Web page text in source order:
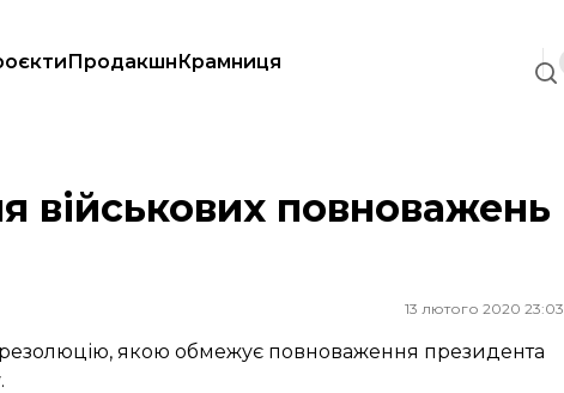
ПродакшнКрамниця
військових повноважень
13 лютого 2020 23:03
резолюцію, якою обмежує повноваження президента